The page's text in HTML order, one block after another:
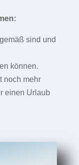
sind und
können.
noch mehr
einen Urlaub